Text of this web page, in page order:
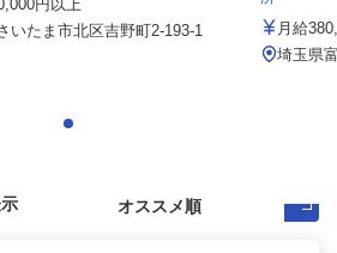
円以上
いたま市北区吉野町2-193-1
月給
埼玉県